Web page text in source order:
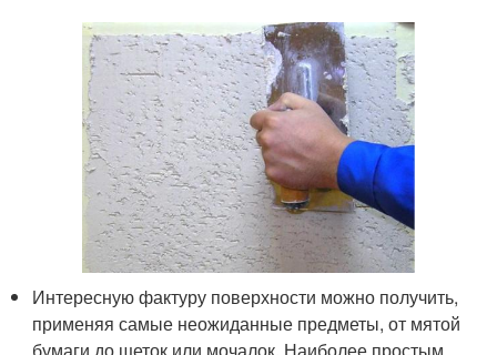
Интересную фактуру поверхности можно получить,
применяя самые неожиданные предметы, от мятой
бумаги до щеток или мочалок. Наиболее простым